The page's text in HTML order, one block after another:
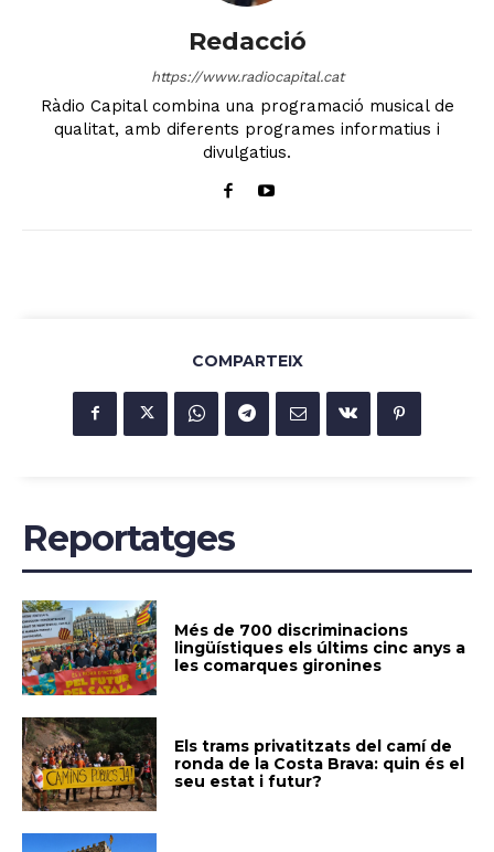
Redacció
https://www.radiocapital.cat
Ràdio Capital combina una programació musical de
qualitat, amb diferents programes informatius i
divulgatius.
COMPARTEIX
Reportatges
Més de 700 discriminacions
lingüístiques els últims cinc anys a
les comarques gironines
Els trams privatitzats del camí de
ronda de la Costa Brava: quin és el
seu estat i futur?